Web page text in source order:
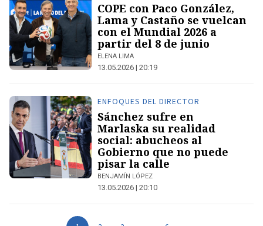
COPE con Paco González,
Lama y Castaño se vuelcan
con el Mundial 2026 a
partir del 8 de junio
ELENA LIMA
13.05.2026 | 20:19
ENFOQUES DEL DIRECTOR
Sánchez sufre en
Marlaska su realidad
social: abucheos al
Gobierno que no puede
pisar la calle
BENJAMÍN LÓPEZ
13.05.2026 | 20:10